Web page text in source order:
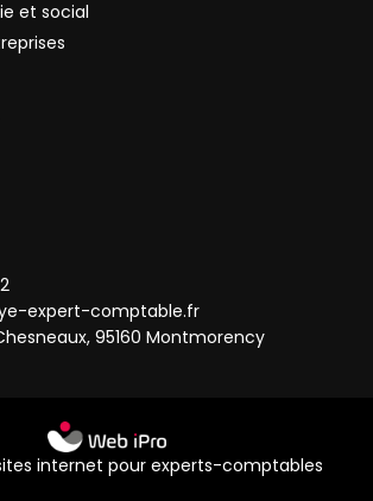
et social
expert-comptable.fr
95160 Montmorency
internet pour experts-comptables